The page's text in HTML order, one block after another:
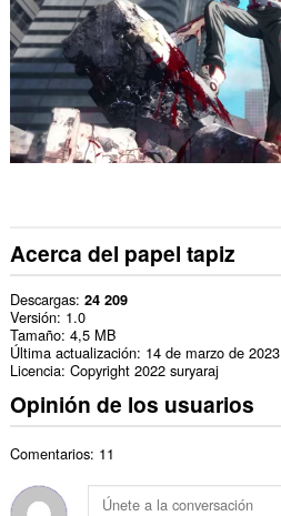
Acerca del papel tapiz
Descargas 24 209
Versión 1.0
Tamaño 4,5 MB
Última actualización 14 de marzo de 2023
Licencia Copyright 2022 suryaraj
Opinión de los usuarios
Comentarios: 11